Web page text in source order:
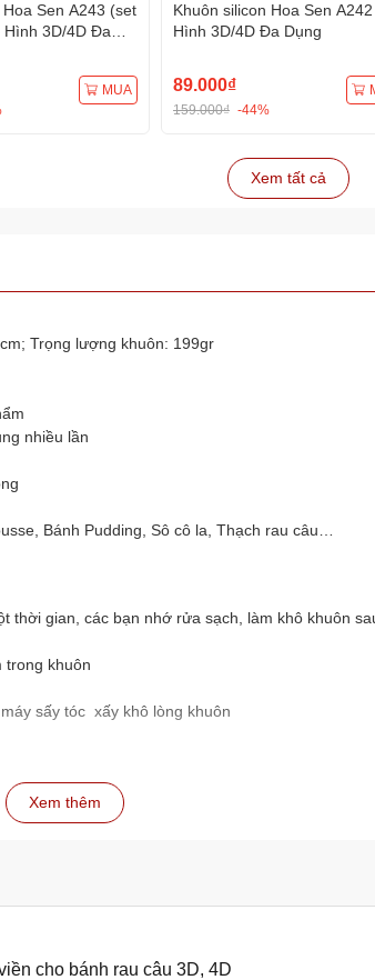
Sen A243 (set
3D/4D Đa
MUA
Khuôn silicon Hoa Sen
Hình 3D/4D Đa Dụng
89.000₫
159.000₫ -44%
Xem tất cả
Trọng lượng khuôn: 199gr
nhiều lần
Bánh Pudding, Sô cô la, Thạch rau câu…
thời gian, các bạn nhớ rửa sạch, làm khô khuôn
trong khuôn
sấy tóc xấy khô lòng khuôn
Xem thêm
cho bánh rau câu 3D, 4D